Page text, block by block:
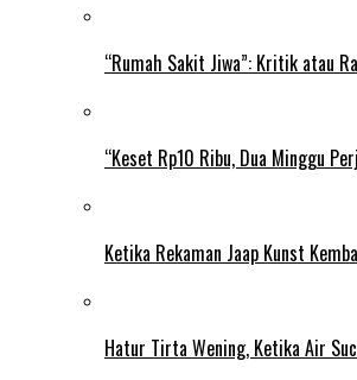
“Rumah Sakit Jiwa”: Kritik atau
“Keset Rp10 Ribu, Dua Minggu
Ketika Rekaman Jaap Kunst
Hatur Tirta Wening, Ketika Air